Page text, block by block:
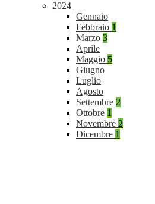
2024
Gennaio
Febbraio 1
Marzo 3
Aprile
Maggio 5
Giugno
Luglio
Agosto
Settembre 2
Ottobre 1
Novembre 2
Dicembre 1